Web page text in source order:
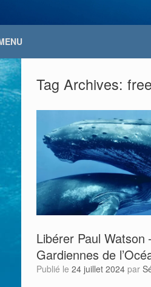
Tag Archives:
Libérer Paul Watson
Gardiennes de
Publié le 24 juillet 2024 par